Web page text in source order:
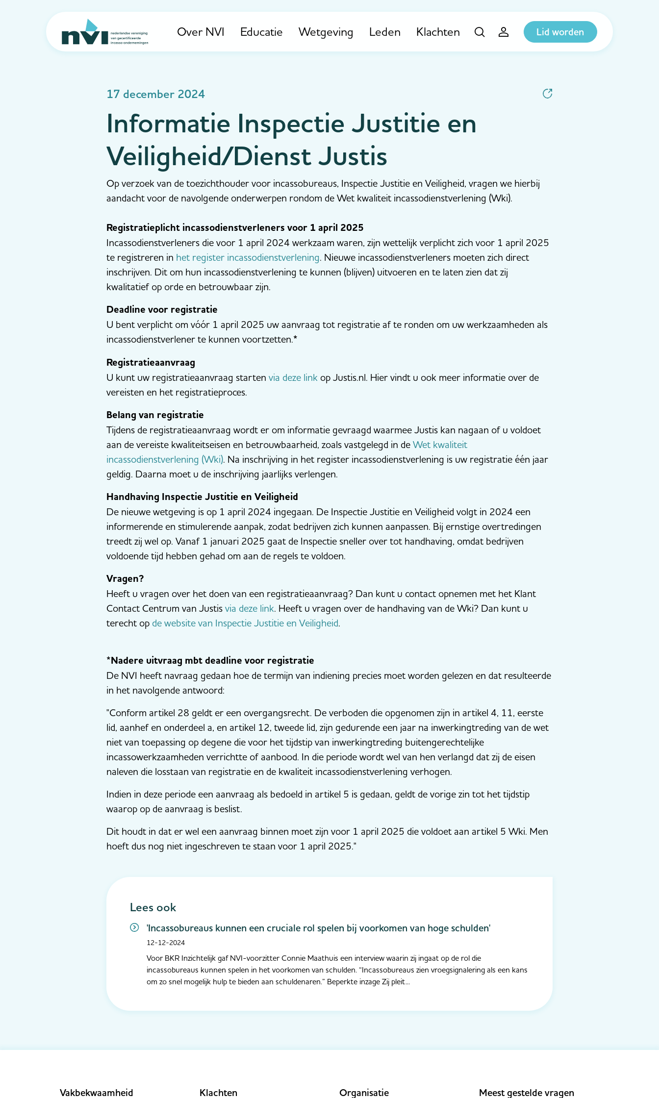
Navigation Over NVI Educatie Wetgeving Leden Klachten Lid worden
17 december 2024
Informatie Inspectie Justitie en
Veiligheid/Dienst Justis
Op verzoek van de toezichthouder voor incassobureaus, Inspectie Justitie en Veiligheid, vragen we hierbij
aandacht voor de navolgende onderwerpen rondom de Wet kwaliteit incassodienstverlening (Wki).
Registratieplicht incassodienstverleners voor 1 april 2025
Incassodienstverleners die voor 1 april 2024 werkzaam waren, zijn wettelijk verplicht zich voor 1 april 2025
te registreren in het register incassodienstverlening. Nieuwe incassodienstverleners moeten zich direct
inschrijven. Dit om hun incassodienstverlening te kunnen (blijven) uitvoeren en te laten zien dat zij
kwalitatief op orde en betrouwbaar zijn.
Deadline voor registratie
U bent verplicht om vóór 1 april 2025 uw aanvraag tot registratie af te ronden om uw werkzaamheden als
incassodienstverlener te kunnen voortzetten.*
Registratieaanvraag
U kunt uw registratieaanvraag starten via deze link op Justis.nl. Hier vindt u ook meer informatie over de
vereisten en het registratieproces.
Belang van registratie
Tijdens de registratieaanvraag wordt er om informatie gevraagd waarmee Justis kan nagaan of u voldoet
aan de vereiste kwaliteitseisen en betrouwbaarheid, zoals vastgelegd in de Wet kwaliteit
incassodienstverlening (Wki). Na inschrijving in het register incassodienstverlening is uw registratie één jaar
geldig. Daarna moet u de inschrijving jaarlijks verlengen.
Handhaving Inspectie Justitie en Veiligheid
De nieuwe wetgeving is op 1 april 2024 ingegaan. De Inspectie Justitie en Veiligheid volgt in 2024 een
informerende en stimulerende aanpak, zodat bedrijven zich kunnen aanpassen. Bij ernstige overtredingen
treedt zij wel op. Vanaf 1 januari 2025 gaat de Inspectie sneller over tot handhaving, omdat bedrijven
voldoende tijd hebben gehad om aan de regels te voldoen.
Vragen?
Heeft u vragen over het doen van een registratieaanvraag? Dan kunt u contact opnemen met het Klant
Contact Centrum van Justis via deze link. Heeft u vragen over de handhaving van de Wki? Dan kunt u
terecht op de website van Inspectie Justitie en Veiligheid.
*Nadere uitvraag mbt deadline voor registratie
De NVI heeft navraag gedaan hoe de termijn van indiening precies moet worden gelezen en dat resulteerde
in het navolgende antwoord:
"Conform artikel 28 geldt er een overgangsrecht. De verboden die opgenomen zijn in artikel 4, 11, eerste
lid, aanhef en onderdeel a, en artikel 12, tweede lid, zijn gedurende een jaar na inwerkingtreding van de wet
niet van toepassing op degene die voor het tijdstip van inwerkingtreding buitengerechtelijke
incassowerkzaamheden verrichtte of aanbood. In die periode wordt wel van hen verlangd dat zij de eisen
naleven die losstaan van registratie en de kwaliteit incassodienstverlening verhogen.
Indien in deze periode een aanvraag als bedoeld in artikel 5 is gedaan, geldt de vorige zin tot het tijdstip
waarop op de aanvraag is beslist.
Dit houdt in dat er wel een aanvraag binnen moet zijn voor 1 april 2025 die voldoet aan artikel 5 Wki. Men
hoeft dus nog niet ingeschreven te staan voor 1 april 2025."
Lees ook
'Incassobureaus kunnen een cruciale rol spelen bij voorkomen van hoge schulden'
12-12-2024
Voor BKR Inzichtelijk gaf NVI-voorzitter Connie Maathuis een interview waarin zij ingaat op de rol die
incassobureaus kunnen spelen in het voorkomen van schulden. “Incassobureaus zien vroegsignalering als een kans
om zo snel mogelijk hulp te bieden aan schuldenaren.” Beperkte inzage Zij pleit...
Vakbekwaamheid Klachten Organisatie Meest gestelde vragen